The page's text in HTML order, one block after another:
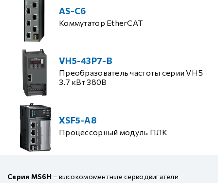
AS-C6
Коммутатор EtherCAT
VH5-43P7-B
Преобразователь частоты серии VH5
3.7 кВт 380В
XSF5-A8
Процессорный модуль ПЛК
Серия MS6H– высокомоментные серводвигатели